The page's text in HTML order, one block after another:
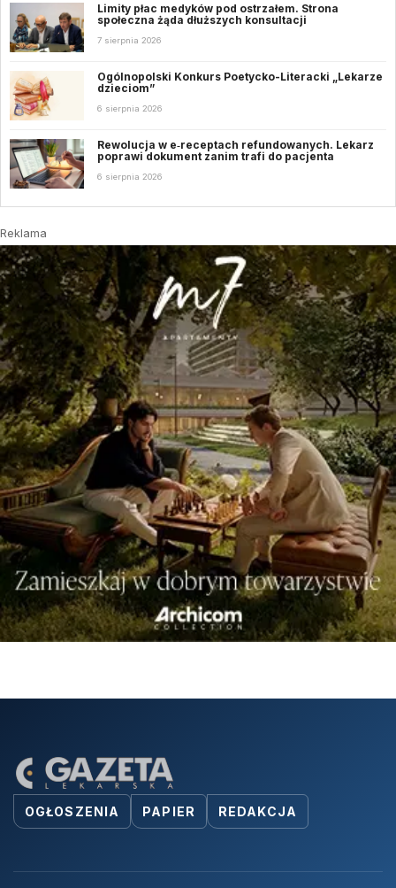
Limity płac medyków pod ostrzałem. Strona
społeczna żąda dłuższych konsultacji
7 sierpnia 2026
Ogólnopolski Konkurs Poetycko-Literacki „Lekarze
dzieciom”
6 sierpnia 2026
Rewolucja w e‑receptach refundowanych. Lekarz
poprawi dokument zanim trafi do pacjenta
6 sierpnia 2026
Reklama
OGŁOSZENIA PAPIER REDAKCJA